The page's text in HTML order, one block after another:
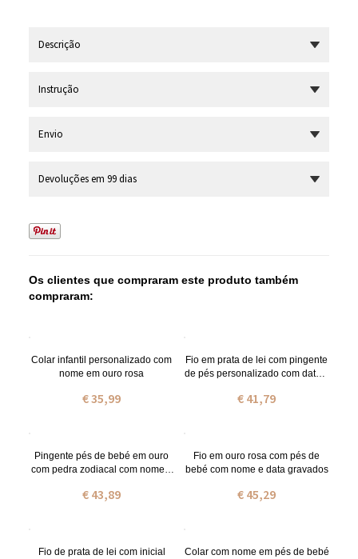
Descrição
Instrução
Envio
Devoluções em 99 dias
Os clientes que compraram este produto também
compraram:
Colar infantil personalizado com
nome em ouro rosa
€ 35,99
Fio em prata de lei com pingente
de pés personalizado com data e
€ 41,79
Pingente pés de bebé em ouro
com pedra zodiacal com nome e
€ 43,89
Fio em ouro rosa com pés de
bebé com nome e data gravados
€ 45,29
Fio de prata de lei com inicial
Colar com nome em pés de bebé